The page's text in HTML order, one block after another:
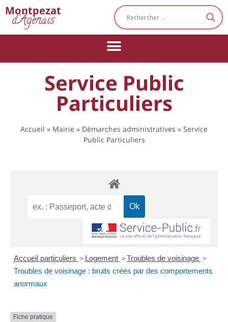
Montpezat
d'Agenais
Service Public
Particuliers
Accueil » Mairie » Démarches administratives » Service
Public Particuliers
Accueil particuliers > Logement > Troubles de voisinage >
Troubles de voisinage : bruits créés par des comportements
anormaux
Fiche pratique
Cookies management panel